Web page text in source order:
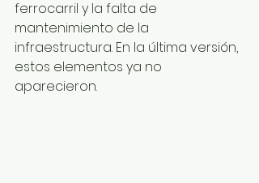
ferrocarril y la falta de
mantenimiento de la
infraestructura. En la última versión,
estos elementos ya no
aparecieron.